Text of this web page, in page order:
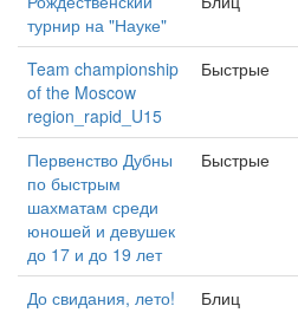
турнир на "Науке"
Team championship
of the Moscow
region_rapid_U15
Быстрые
Первенство Дубны
по быстрым
шахматам среди
юношей и девушек
до 17 и до 19 лет
Быстрые
До свидания, лето! Блиц